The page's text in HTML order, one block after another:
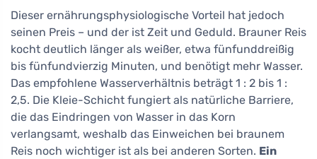
Dieser ernährungsphysiologische Vorteil hat jedoch
seinen Preis – und der ist Zeit und Geduld. Brauner Reis
kocht deutlich länger als weißer, etwa fünfunddreißig
bis fünfundvierzig Minuten, und benötigt mehr Wasser.
Das empfohlene Wasserverhältnis beträgt 1 : 2 bis 1 :
2,5. Die Kleie-Schicht fungiert als natürliche Barriere,
die das Eindringen von Wasser in das Korn
verlangsamt, weshalb das Einweichen bei braunem
Reis noch wichtiger ist als bei anderen Sorten. Ein